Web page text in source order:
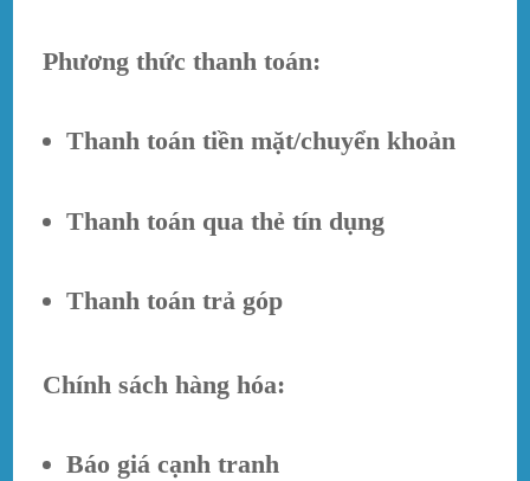
Phương thức thanh toán:
Thanh toán tiền mặt/chuyển khoản
Thanh toán qua thẻ tín dụng
Thanh toán trả góp
Chính sách hàng hóa:
Báo giá cạnh tranh